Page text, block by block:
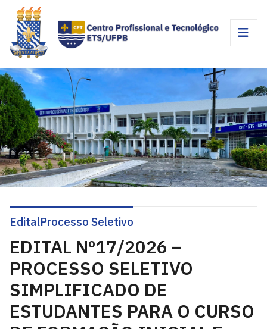
EditalProcesso Seletivo
EDITAL Nº17/2026 –
PROCESSO SELETIVO
SIMPLIFICADO DE
ESTUDANTES PARA O CURSO